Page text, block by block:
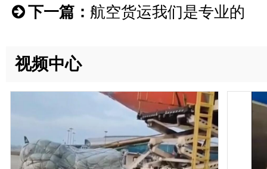
下一篇： 航空货运我们是专业的
视频中心